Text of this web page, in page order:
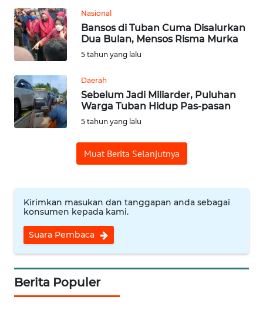
Nasional
Bansos di Tuban Cuma Disalurkan
Dua Bulan, Mensos Risma Murka
5 tahun yang lalu
Daerah
Sebelum Jadi Miliarder, Puluhan
Warga Tuban Hidup Pas-pasan
5 tahun yang lalu
Muat Berita Selanjutnya
Kirimkan masukan dan tanggapan anda sebagai
konsumen kepada kami.
Suara Pembaca
Berita Populer
WN
SAMOSIR
WN
PADANG
LAWAS
WN
SUMEDANG
KEPULAUAN
SERIBU